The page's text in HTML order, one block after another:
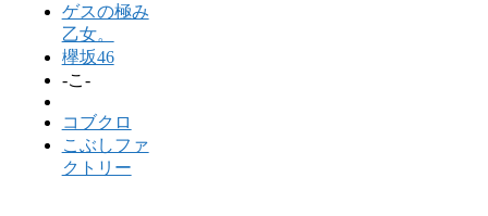
ゲスの極み
乙女。
欅坂46
-こ-
コブクロ
こぶしファ
クトリー